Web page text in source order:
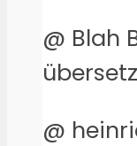
@ Blah
@